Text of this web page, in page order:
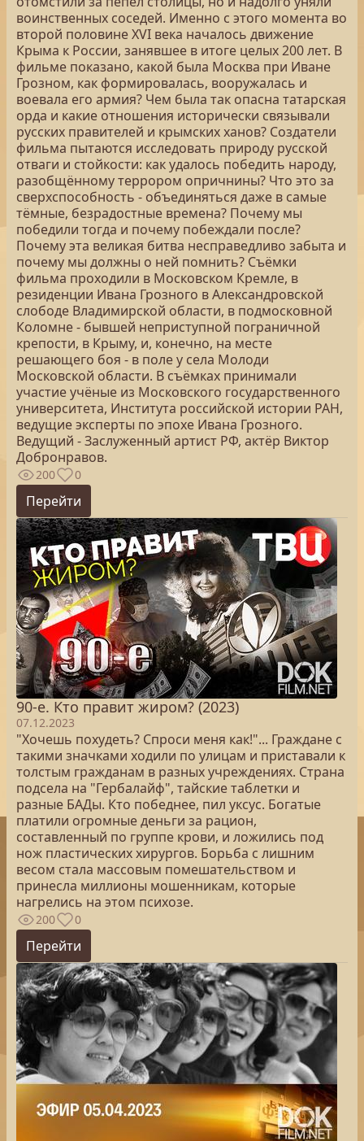
воинственных соседей. Именно с этого момента во
второй половине XVI века началось движение
Крыма к России, занявшее в итоге целых 200 лет. В
фильме показано, какой была Москва при Иване
Грозном, как формировалась, вооружалась и
воевала его армия? Чем была так опасна татарская
орда и какие отношения исторически связывали
русских правителей и крымских ханов? Создатели
фильма пытаются исследовать природу русской
отваги и стойкости: как удалось победить народу,
разобщённому террором опричнины? Что это за
сверхспособность - объединяться даже в самые
тёмные, безрадостные времена? Почему мы
победили тогда и почему побеждали после?
Почему эта великая битва несправедливо забыта и
почему мы должны о ней помнить? Съёмки
фильма проходили в Московском Кремле, в
резиденции Ивана Грозного в Александровской
слободе Владимирской области, в подмосковной
Коломне - бывшей неприступной пограничной
крепости, в Крыму, и, конечно, на месте
решающего боя - в поле у села Молоди
Московской области. В съёмках принимали
участие учёные из Московского государственного
университета, Института российской истории РАН,
ведущие эксперты по эпохе Ивана Грозного.
Ведущий - Заслуженный артист РФ, актёр Виктор
Добронравов.
200 0
Перейти
90-е. Кто правит жиром? (2023)
07.12.2023
"Хочешь похудеть? Спроси меня как!"... Граждане с
такими значками ходили по улицам и приставали к
толстым гражданам в разных учреждениях. Страна
подсела на "Гербалайф", тайские таблетки и
разные БАДы. Кто победнее, пил уксус. Богатые
платили огромные деньги за рацион,
составленный по группе крови, и ложились под
нож пластических хирургов. Борьба с лишним
весом стала массовым помешательством и
принесла миллионы мошенникам, которые
нагрелись на этом психозе.
200 0
Перейти